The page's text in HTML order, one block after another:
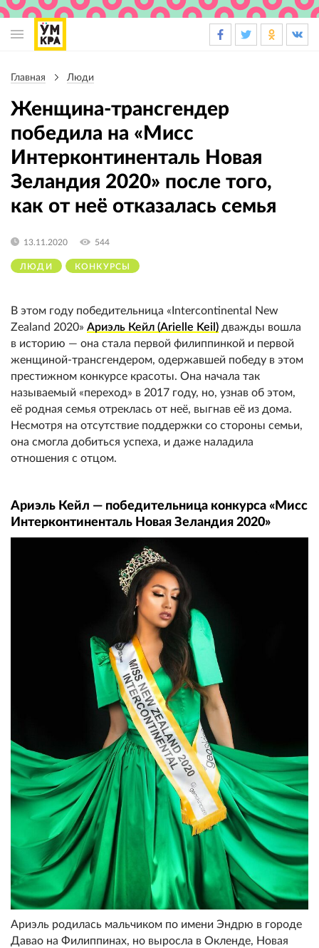
навигации
Главная Люди
Женщина-трансгендер
победила на «Мисс
Интерконтиненталь Новая
Зеландия 2020» после того,
как от неё отказалась семья
ЛЮДИ КОНКУРСЫ
13.11.2020 544
В этом году победительница «Intercontinental New
Zealand 2020» Ариэль Кейл (Arielle Keil) дважды вошла
в историю — она стала первой филиппинкой и первой
женщиной-трансгендером, одержавшей победу в этом
престижном конкурсе красоты. Она начала так
называемый «переход» в 2017 году, но, узнав об этом,
её родная семья отреклась от неё, выгнав её из дома.
Несмотря на отсутствие поддержки со стороны семьи,
она смогла добиться успеха, и даже наладила
отношения с отцом.
Ариэль Кейл — победительница конкурса «Мисс
Интерконтиненталь Новая Зеландия 2020»
Ариэль родилась мальчиком по имени Эндрю в городе
Давао на Филиппинах, но выросла в Окленде, Новая